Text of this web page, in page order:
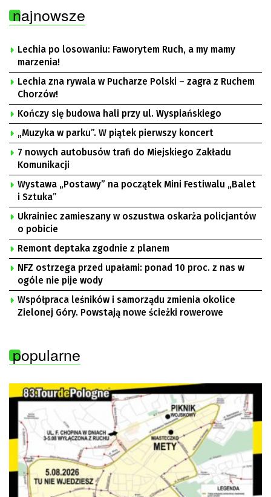
najnowsze
Lechia po losowaniu: Faworytem Ruch, a my mamy
marzenia!
Lechia zna rywala w Pucharze Polski – zagra z Ruchem
Chorzów!
Kończy się budowa hali przy ul. Wyspiańskiego
„Muzyka w parku”. W piątek pierwszy koncert
7 nowych autobusów trafi do Miejskiego Zakładu
Komunikacji
Wystawa „Postawy” na początek Mini Festiwalu „Balet
i Sztuka”
Ukrainiec zamieszany w oszustwa oskarża policjantów
o pobicie
Remont deptaka zgodnie z planem
NFZ ostrzega przed upałami: ponad 10 proc. z nas w
ogóle nie pije wody
Współpraca leśników i samorządu zmienia okolice
Zielonej Góry. Powstają nowe ścieżki rowerowe
popularne